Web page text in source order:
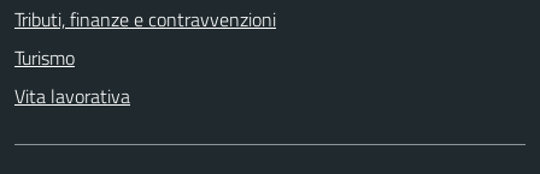
Tributi, finanze e contravvenzioni
Turismo
Vita lavorativa